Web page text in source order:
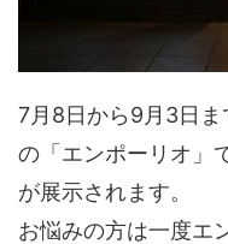
7月8日から9月3日
の「エンポーリオ」
が展示されます。
お悩みの方は一度エ